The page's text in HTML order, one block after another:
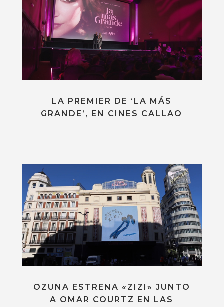
LA PREMIER DE ‘LA MÁS
GRANDE’, EN CINES CALLAO
OZUNA ESTRENA «ZIZI» JUNTO
A OMAR COURTZ EN LAS